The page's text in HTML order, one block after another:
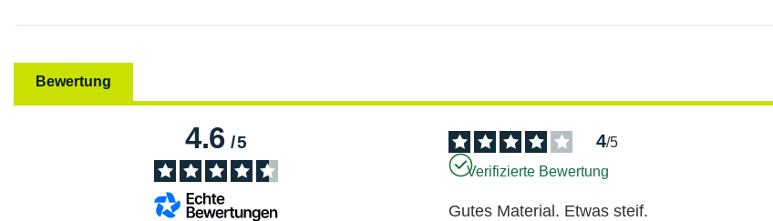
Bewertung
4.6/5 4/5
Verifizierte Bewertung
Gutes Material. Etwas steif.